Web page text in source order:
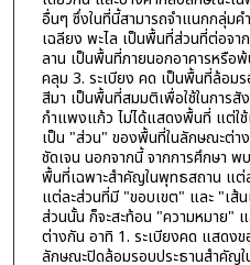
อื่นๆ ซึ่งในที่นี้สามารถจำแนกกลุ่มค
เฉลียง พะไล เป็นพื้นที่ส่วนที่ต่อจา
ลาน เป็นพื้นที่ภายนอกอาคารหรือ
คลุม 3. ระเบียง คด เป็นพื้นที่ล้อม
สีมา เป็นพื้นที่สมมติเพื่อใช้ในการ
กำแพงแก้ว ไม่ได้แสดงพื้นที่ แต่ใ
เป็น "ส่วน" ของพื้นที่ในลักษณะต่า
ชัดเจน นอกจากนี้ จากการศึกษา พ
พื้นที่เฉพาะสำคัญในพุทธสถาน แต่
แต่ละส่วนที่มี "ขอบเขต" และ "เส้
ส่วนนั้น ก็จะสะท้อน "ความหมาย"
ต่างกัน อาทิ 1. ระเบียงคด แสดงข
ลักษณะปิดล้อมรอบประธานสำคัญ